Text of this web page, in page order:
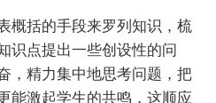
概括的手段来罗列知识，梳
识点提出一些创设性的问
，精力集中地思考问题，把
能激起学生的共鸣，这顺应